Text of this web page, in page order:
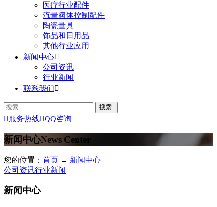
医疗行业配件
流量阀体控制配件
陶瓷量具
饰品和日用品
其他行业应用
新闻中心
公司资讯
行业新闻
联系我们
 服务热线QQ咨询
新闻中心News Center
您的位置： 首页 → 新闻中心
公司资讯行业新闻
新闻中心